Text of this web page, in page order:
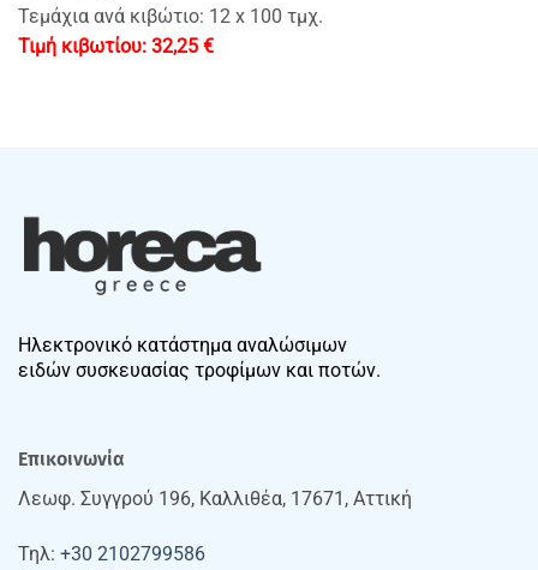
Τεμάχια ανά κιβώτιο: 12 x 100 τμχ.
32,25 €
Ηλεκτρονικό κατάστημα αναλώσιμων
ειδών συσκευασίας τροφίμων και ποτών.
Επικοινωνία
Λεωφ. Συγγρού 196, Καλλιθέα, 17671, Αττική
Τηλ: +30 2102799586